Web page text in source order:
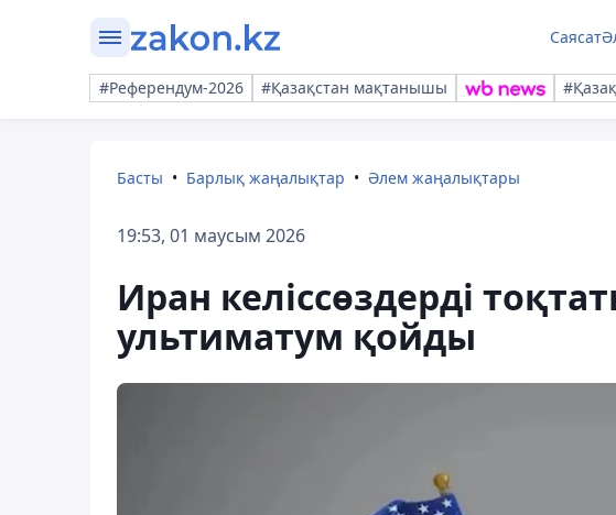
Саясат
#Референдум-2026 #Қазақстан мақтанышы
Басты Барлық жаңалықтар Әлем жаңалықтары
19:53, 01 маусым 2026
Иран келіссөздерді
ультиматум қойды